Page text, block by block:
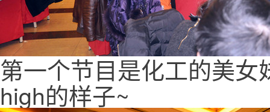
第一个节目是化工的美
high的样子~